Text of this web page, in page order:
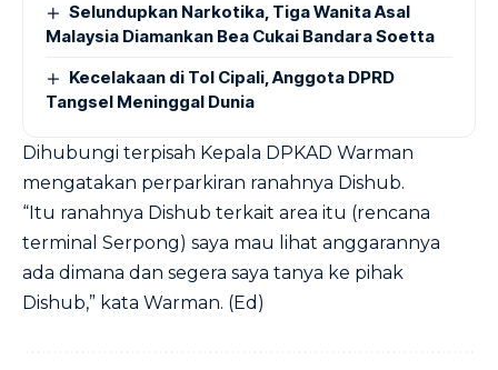
Selundupkan Narkotika, Tiga Wanita Asal
Malaysia Diamankan Bea Cukai Bandara Soetta
Kecelakaan di Tol Cipali, Anggota DPRD
Tangsel Meninggal Dunia
Dihubungi terpisah Kepala DPKAD Warman
mengatakan perparkiran ranahnya Dishub.
“Itu ranahnya Dishub terkait area itu (rencana
terminal Serpong) saya mau lihat anggarannya
ada dimana dan segera saya tanya ke pihak
Dishub,” kata Warman. (Ed)